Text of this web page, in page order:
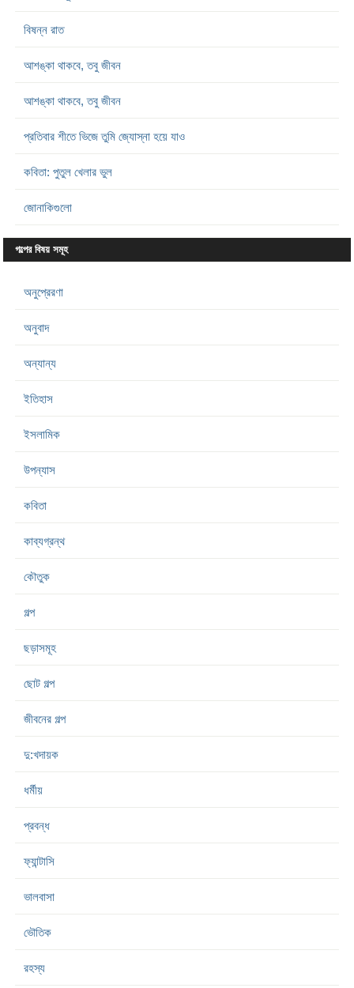
বিষন্ন রাত
আশঙ্কা থাকবে, তবু জীবন
আশঙ্কা থাকবে, তবু জীবন
প্রতিবার শীতে ভিজে তুমি জ্যোস্না হয়ে যাও
কবিতা: পুতুল খেলার ভুল
জোনাকিগুলো
গল্পের বিষয় সমূহ
অনুপ্রেরণা
অনুবাদ
অন্যান্য
ইতিহাস
ইসলামিক
উপন্যাস
কবিতা
কাব্যগ্রন্থ
কৌতুক
গল্প
ছড়াসমূহ
ছোট গল্প
জীবনের গল্প
দু:খদায়ক
ধর্মীয়
প্রবন্ধ
ফ্যান্টাসি
ভালবাসা
ভৌতিক
রহস্য